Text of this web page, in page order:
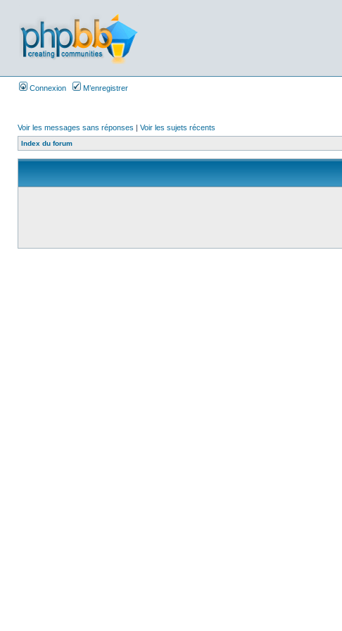
Connexion M’enregistrer
Voir les messages sans réponses | Voir les sujets récents
Index du forum